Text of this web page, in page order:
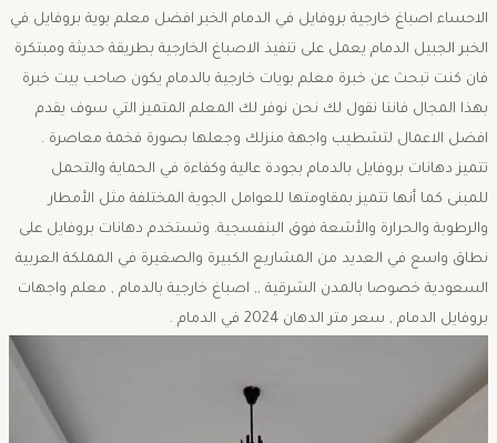
الاحساء اصباغ خارجية بروفايل في الدمام الخبر افضل معلم بوية بروفايل في
الخبر الجبيل الدمام يعمل على تنفيذ الاصباغ الخارجية بطريقة حديثة ومبتكرة
فان كنت تبحث عن خبرة معلم بويات خارجية بالدمام يكون صاحب بيت خبرة
بهذا المجال فاننا نقول لك نحن نوفر لك المعلم المتميز التي سوف يقدم
افضل الاعمال لتشطيب واجهة منزلك وجعلها بصورة فخمة معاصرة .
تتميز دهانات بروفايل بالدمام بجودة عالية وكفاءة في الحماية والتحمل
للمبنى كما أنها تتميز بمقاومتها للعوامل الجوية المختلفة مثل الأمطار
والرطوبة والحرارة والأشعة فوق البنفسجية. وتستخدم دهانات بروفايل على
نطاق واسع في العديد من المشاريع الكبيرة والصغيرة في المملكة العربية
السعودية خصوصا بالمدن الشرقية ,, اصباغ خارجية بالدمام , معلم واجهات
بروفايل الدمام , سعر متر الدهان 2024 في الدمام .